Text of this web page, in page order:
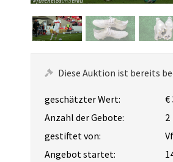
Diese Auktion ist bereits
geschätzter Wert:
€
Anzahl der Gebote:
2
gestiftet von:
Angebot startet: